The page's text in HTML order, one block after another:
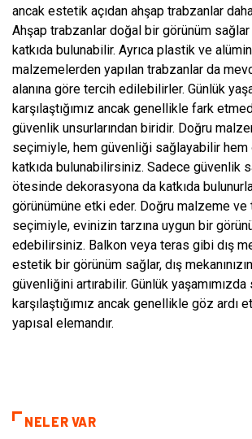
ancak estetik açıdan ahşap trabzanlar
Ahşap trabzanlar doğal bir görünüm
katkıda bulunabilir. Ayrıca plastik ve
malzemelerden yapılan trabzanlar da
alanına göre tercih edilebilirler. Günlük
karşılaştığımız ancak genellikle fark
güvenlik unsurlarından biridir. Doğru
seçimiyle, hem güvenliği sağlayabilir
katkıda bulunabilirsiniz. Sadece güvenlik
ötesinde dekorasyona da katkıda
görünümüne etki eder. Doğru malzeme ve
seçimiyle, evinizin tarzına uygun bir
edebilirsiniz. Balkon veya teras gibi dış
estetik bir görünüm sağlar, dış mekanınızın
güvenliğini artırabilir. Günlük yaşamımızda
karşılaştığımız ancak genellikle göz ardı
yapısal elemandır.
NELER VAR